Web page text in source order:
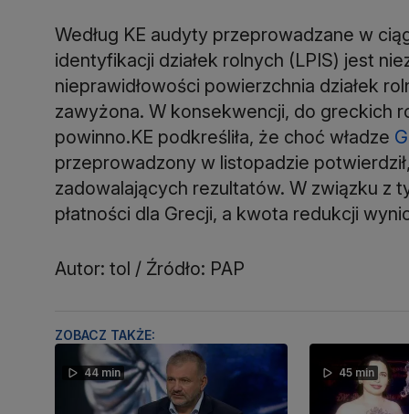
Według KE audyty przeprowadzane w
identyfikacji działek rolnych (LPIS) jest
nieprawidłowości powierzchnia działek
zawyżona. W konsekwencji, do greckich
powinno.KE podkreśliła, że choć władze
przeprowadzony w listopadzie
zadowalających rezultatów. W związku z
płatności dla Grecji, a kwota redukcji
Autor: tol / Źródło: PAP
ZOBACZ TAKŻE:
44 min 45 min